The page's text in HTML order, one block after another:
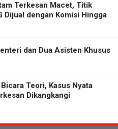
Terkesan Macet, Titik
Dijual dengan Komisi Hingga
dan Dua Asisten Khusus
Teori, Kasus Nyata
Dikangkangi